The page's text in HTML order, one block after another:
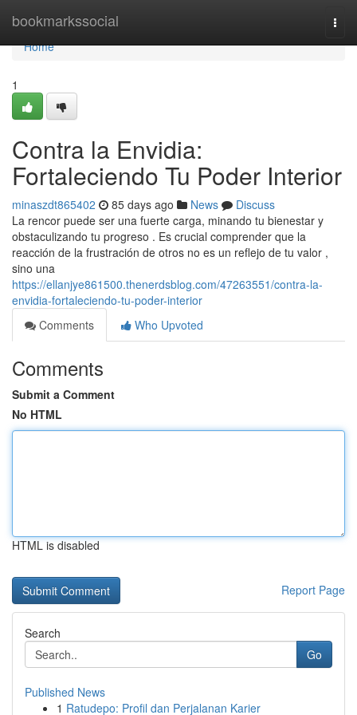
bookmarkssocial
Home
Home
1
Contra la Envidia:
Fortaleciendo Tu Poder Interior
minaszdt865402 85 days ago News
Discuss
La rencor puede ser una fuerte carga, minando tu bienestar y
obstaculizando tu progreso . Es crucial comprender que la
reacción de la frustración de otros no es un reflejo de tu valor ,
sino una
https://ellanjye861500.thenerdsblog.com/47263551/contra-la-
envidia-fortaleciendo-tu-poder-interior
Comments
Who Upvoted
Comments
Submit a Comment
No HTML
HTML is disabled
Report Page
Search
Go
Published News
1 Ratudepo: Profil dan Perjalanan Karier